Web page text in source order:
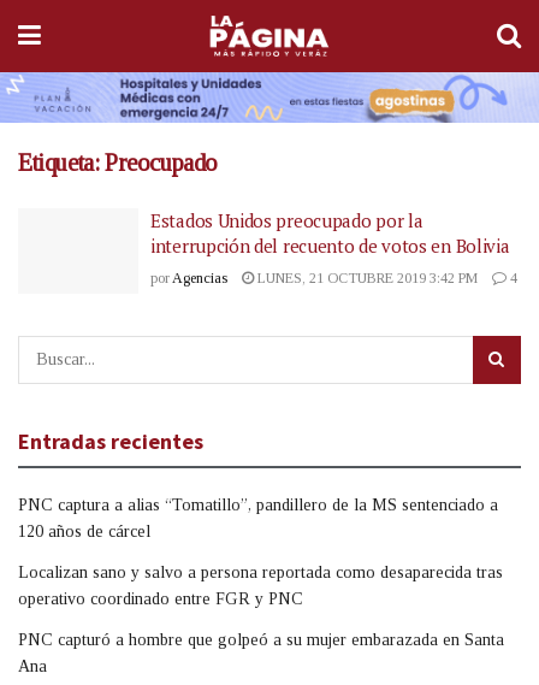
Etiqueta:Preocupado
Estados Unidos preocupado por la
interrupción del recuento de votos en Bolivia
por Agencias LUNES, 21 OCTUBRE 2019 3:42 PM 4
Entradas recientes
PNC captura a alias “Tomatillo”, pandillero de la MS sentenciado a
120 años de cárcel
Localizan sano y salvo a persona reportada como desaparecida tras
operativo coordinado entre FGR y PNC
PNC capturó a hombre que golpeó a su mujer embarazada en Santa
Ana